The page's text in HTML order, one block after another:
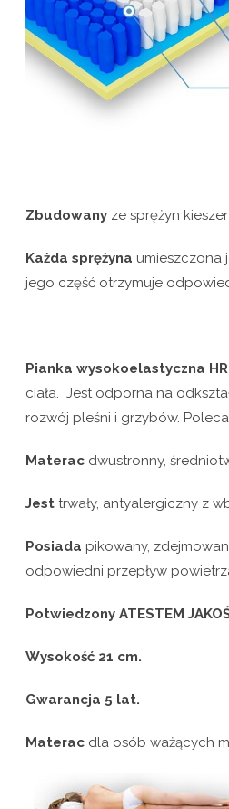
Zbudowany ze sprężyn
Każda sprężyna umieszczona
jego część otrzymuje
Pianka wysokoelastyczna
ciała. Jest odporna na
rozwój pleśni i grzybów.
Materac dwustronny,
Jest trwały, antyalergiczny z
Posiada pikowany,
odpowiedni przepływ
Potwiedzony ATESTEM
Wysokość 21 cm.
Gwarancja 5 lat.
Materac dla osób ważących